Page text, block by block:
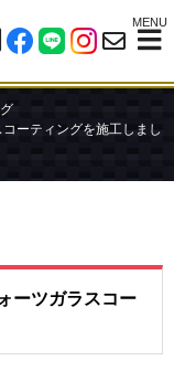
MENU
ーティングを施工しまし
ーツガラスコー